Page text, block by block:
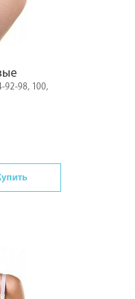
92-98, 100,